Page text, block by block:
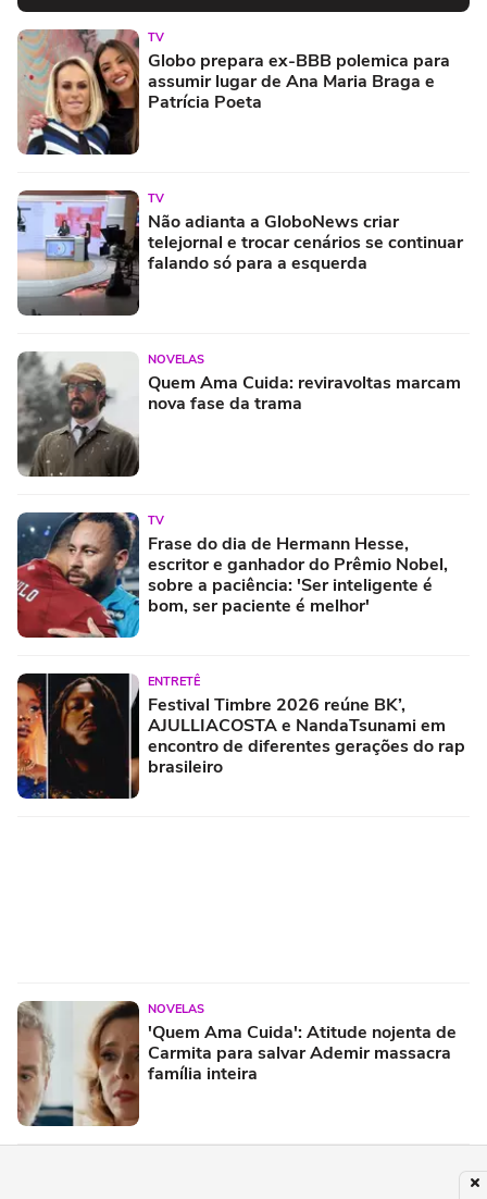
TV
Globo prepara ex-BBB polemica para
assumir lugar de Ana Maria Braga e
Patrícia Poeta
TV
Não adianta a GloboNews criar
telejornal e trocar cenários se continuar
falando só para a esquerda
NOVELAS
Quem Ama Cuida: reviravoltas marcam
nova fase da trama
TV
Frase do dia de Hermann Hesse,
escritor e ganhador do Prêmio Nobel,
sobre a paciência: 'Ser inteligente é
bom, ser paciente é melhor'
ENTRETÊ
Festival Timbre 2026 reúne BK’,
AJULLIACOSTA e NandaTsunami em
encontro de diferentes gerações do rap
brasileiro
NOVELAS
'Quem Ama Cuida': Atitude nojenta de
Carmita para salvar Ademir massacra
família inteira